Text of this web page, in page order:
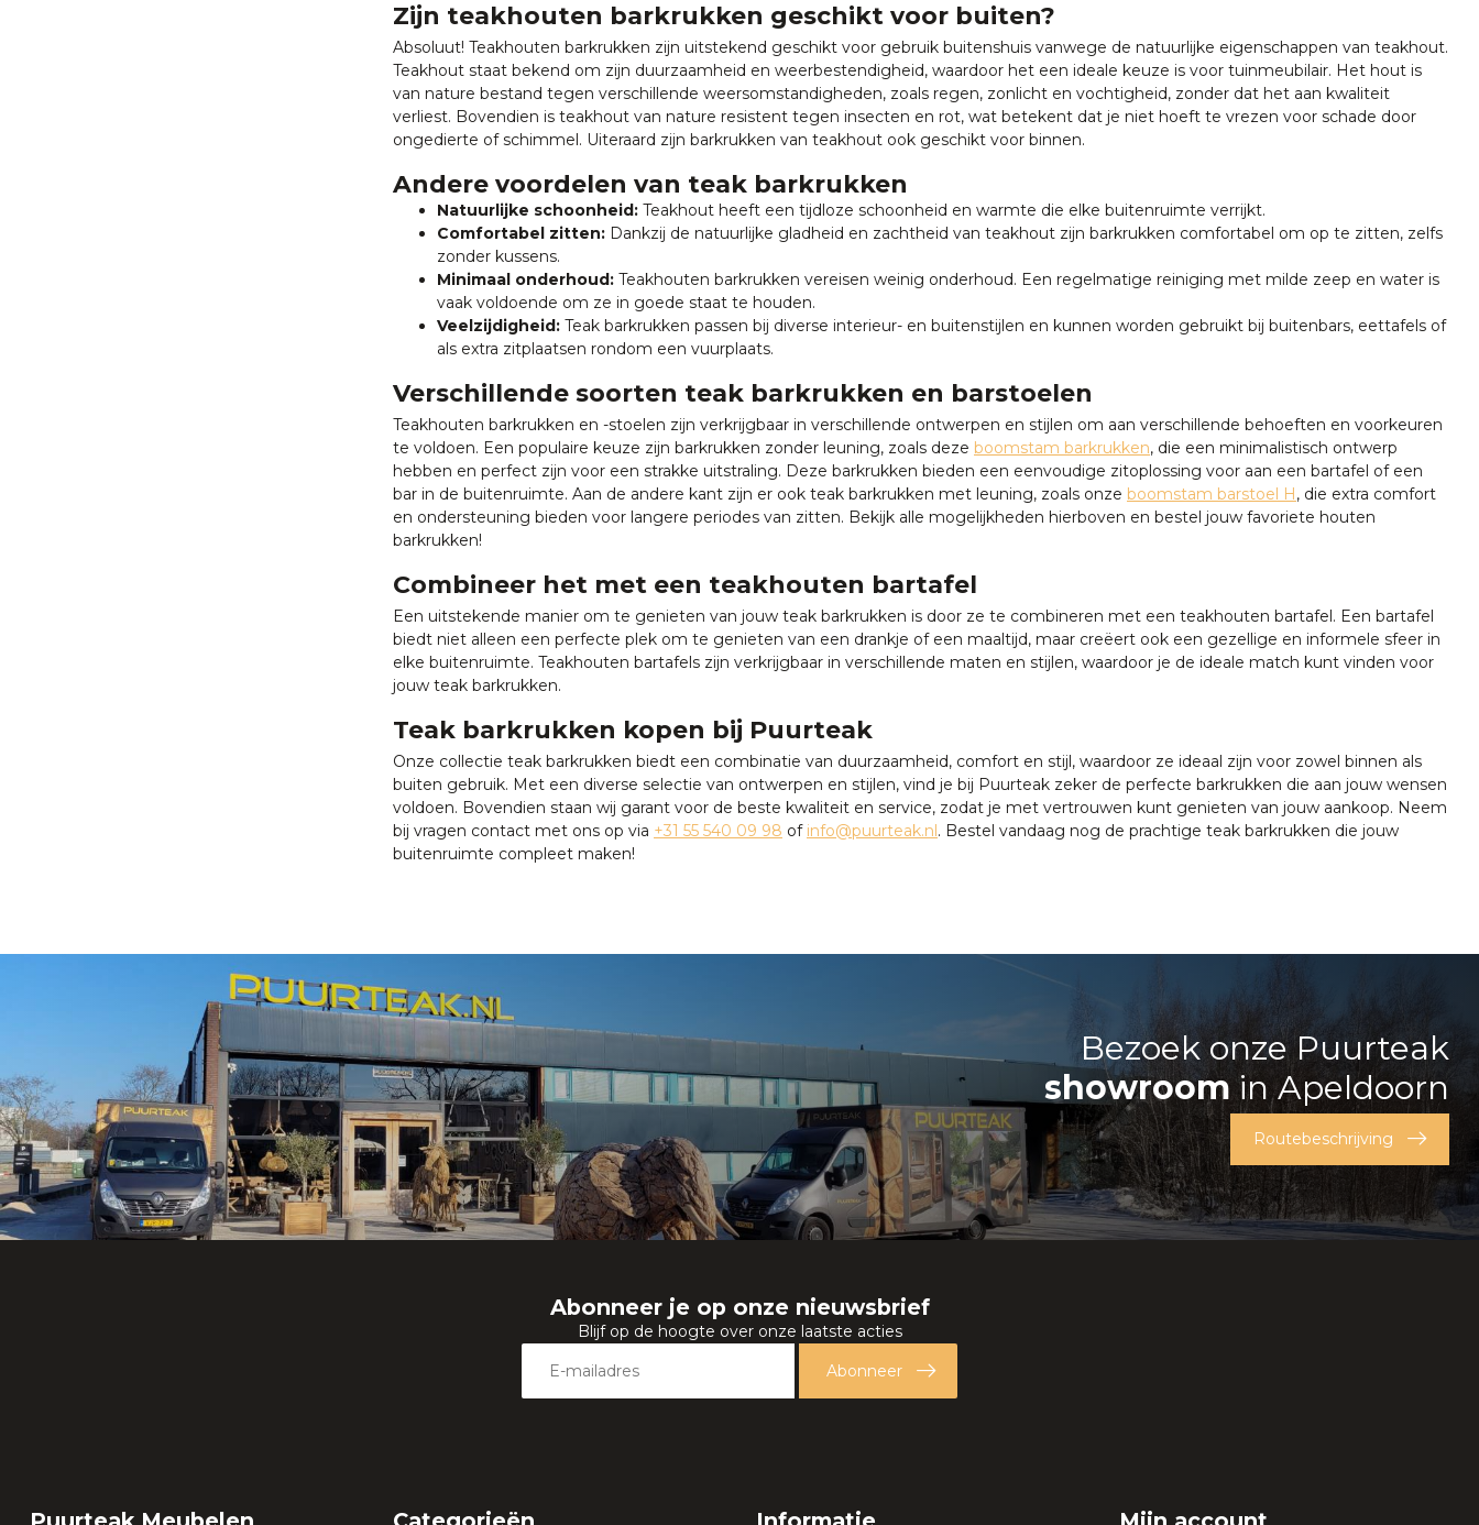
Zijn teakhouten barkrukken geschikt voor buiten?
Absoluut! Teakhouten barkrukken zijn uitstekend geschikt voor gebruik buitenshuis vanwege de natuurlijke eigenschappen van teakhout.
Teakhout staat bekend om zijn duurzaamheid en weerbestendigheid, waardoor het een ideale keuze is voor tuinmeubilair. Het hout is
van nature bestand tegen verschillende weersomstandigheden, zoals regen, zonlicht en vochtigheid, zonder dat het aan kwaliteit
verliest. Bovendien is teakhout van nature resistent tegen insecten en rot, wat betekent dat je niet hoeft te vrezen voor schade door
ongedierte of schimmel. Uiteraard zijn barkrukken van teakhout ook geschikt voor binnen.
Andere voordelen van teak barkrukken
Natuurlijke schoonheid: Teakhout heeft een tijdloze schoonheid en warmte die elke buitenruimte verrijkt.
Comfortabel zitten: Dankzij de natuurlijke gladheid en zachtheid van teakhout zijn barkrukken comfortabel om op te zitten, zelfs
zonder kussens.
Minimaal onderhoud: Teakhouten barkrukken vereisen weinig onderhoud. Een regelmatige reiniging met milde zeep en water is
vaak voldoende om ze in goede staat te houden.
Veelzijdigheid: Teak barkrukken passen bij diverse interieur- en buitenstijlen en kunnen worden gebruikt bij buitenbars, eettafels of
als extra zitplaatsen rondom een vuurplaats.
Verschillende soorten teak barkrukken en barstoelen
Teakhouten barkrukken en -stoelen zijn verkrijgbaar in verschillende ontwerpen en stijlen om aan verschillende behoeften en voorkeuren
te voldoen. Een populaire keuze zijn barkrukken zonder leuning, zoals deze boomstam barkrukken, die een minimalistisch ontwerp
hebben en perfect zijn voor een strakke uitstraling. Deze barkrukken bieden een eenvoudige zitoplossing voor aan een bartafel of een
bar in de buitenruimte. Aan de andere kant zijn er ook teak barkrukken met leuning, zoals onze boomstam barstoel H, die extra comfort
en ondersteuning bieden voor langere periodes van zitten. Bekijk alle mogelijkheden hierboven en bestel jouw favoriete houten
barkrukken!
Combineer het met een teakhouten bartafel
Een uitstekende manier om te genieten van jouw teak barkrukken is door ze te combineren met een teakhouten bartafel. Een bartafel
biedt niet alleen een perfecte plek om te genieten van een drankje of een maaltijd, maar creëert ook een gezellige en informele sfeer in
elke buitenruimte. Teakhouten bartafels zijn verkrijgbaar in verschillende maten en stijlen, waardoor je de ideale match kunt vinden voor
jouw teak barkrukken.
Teak barkrukken kopen bij Puurteak
Onze collectie teak barkrukken biedt een combinatie van duurzaamheid, comfort en stijl, waardoor ze ideaal zijn voor zowel binnen als
buiten gebruik. Met een diverse selectie van ontwerpen en stijlen, vind je bij Puurteak zeker de perfecte barkrukken die aan jouw wensen
voldoen. Bovendien staan wij garant voor de beste kwaliteit en service, zodat je met vertrouwen kunt genieten van jouw aankoop. Neem
bij vragen contact met ons op via +31 55 540 09 98 of info@puurteak.nl. Bestel vandaag nog de prachtige teak barkrukken die jouw
buitenruimte compleet maken!
Bezoek onze Puurteak
showroomin Apeldoorn
Routebeschrijving
Abonneer je op onze nieuwsbrief
Blijf op de hoogte over onze laatste acties
Abonneer